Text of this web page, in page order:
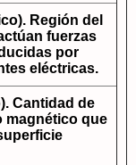
Región del
fuerzas
por
eléctricas.
Cantidad de
magnético que